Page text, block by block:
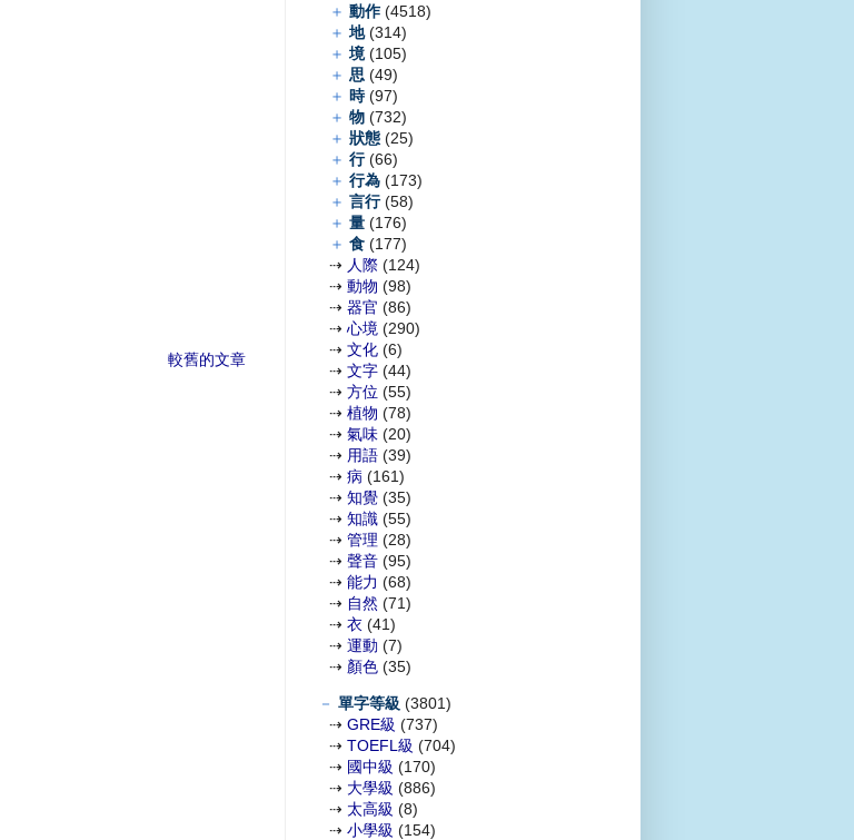
較舊的文章
＋ 動作 (4518)
＋ 地 (314)
＋ 境 (105)
＋ 思 (49)
＋ 時 (97)
＋ 物 (732)
＋ 狀態 (25)
＋ 行 (66)
＋ 行為 (173)
＋ 言行 (58)
＋ 量 (176)
＋ 食 (177)
⇢ 人際 (124)
⇢ 動物 (98)
⇢ 器官 (86)
⇢ 心境 (290)
⇢ 文化 (6)
⇢ 文字 (44)
⇢ 方位 (55)
⇢ 植物 (78)
⇢ 氣味 (20)
⇢ 用語 (39)
⇢ 病 (161)
⇢ 知覺 (35)
⇢ 知識 (55)
⇢ 管理 (28)
⇢ 聲音 (95)
⇢ 能力 (68)
⇢ 自然 (71)
⇢ 衣 (41)
⇢ 運動 (7)
⇢ 顏色 (35)
－ 單字等級 (3801)
⇢ GRE級 (737)
⇢ TOEFL級 (704)
⇢ 國中級 (170)
⇢ 大學級 (886)
⇢ 太高級 (8)
⇢ 小學級 (154)